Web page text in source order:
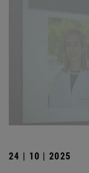
24 | 10 | 2025